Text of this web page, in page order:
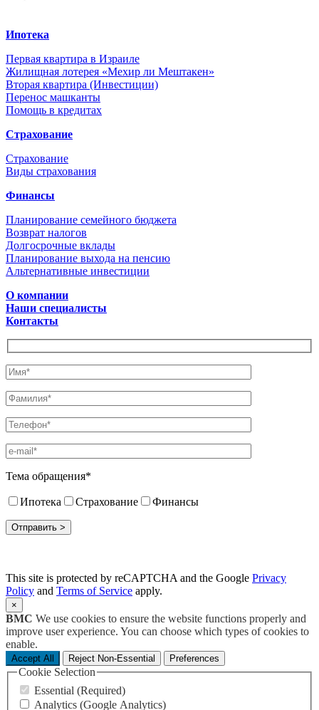
Ипотека
Первая квартира в Израиле
Жилищная лотерея «Мехир ли Мештакен»
Вторая квартира (Инвестиции)
Перенос машканты
Помощь в кредитах
Страхование
Страхование
Виды страхования
Финансы
Планирование семейного бюджета
Возврат налогов
Долгосрочные вклады
Планирование выхода на пенсию
Альтернативные инвестиции
О компании
Наши специалисты
Контакты
Тема обращения*
Ипотека Страхование Финансы
This site is protected by reCAPTCHA and the Google Privacy
Policy and Terms of Service apply.
×
BMC We use cookies to ensure the website functions properly and
improve user experience. You can choose which types of cookies to
enable.
Accept All Reject Non-Essential Preferences
Cookie Selection
Essential (Required)
Analytics (Google Analytics)